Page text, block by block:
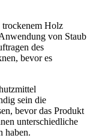
trockenem Holz
von Staub
des
bevor es
sein die
bevor das Produkt
unterschiedliche
haben.